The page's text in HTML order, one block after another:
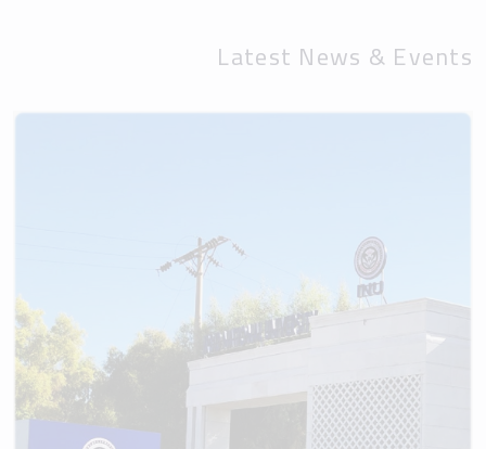
Latest News & Events